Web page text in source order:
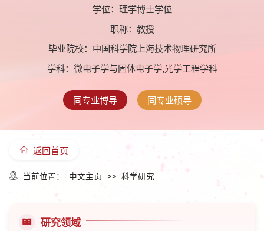
学位：理学博士学位
职称：教授
毕业院校：中国科学院上海技术物理研究所
学科：微电子学与固体电子学,光学工程学科
同专业博导 同专业硕导
返回首页
当前位置： 中文主页 >> 科学研究
研究领域